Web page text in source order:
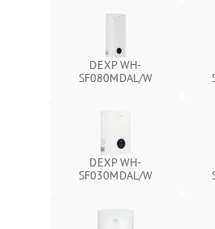
DEXP WH-
SF080MDAL/W
DEXP WH-
SF030MDAL/W